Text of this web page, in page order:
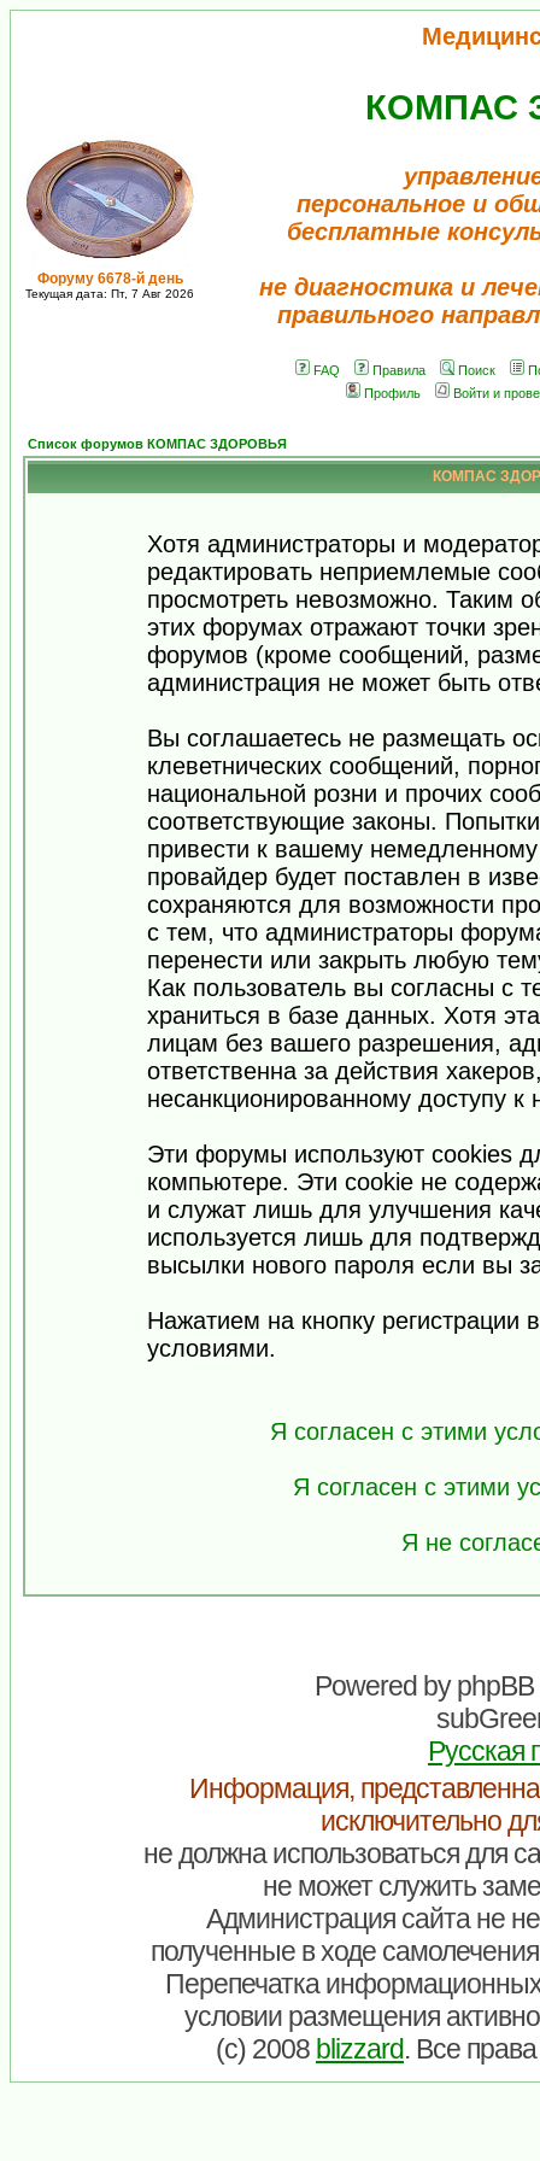
Форуму 6678-й день
Текущая дата: Пт, 7 Авг 2026
КОМПАС
персональное и
бесплатные
не диагностика и
правильного
FAQ Правила Поиск
Профиль
Войти и
Список форумов КОМПАС ЗДОРОВЬЯ
КОМПАС
Хотя администраторы и
редактировать неприемлемые
просмотреть невозможно. Таким
этих форумах отражают точки
форумов (кроме сообщений,
администрация не может быть
Вы соглашаетесь не размещать
клеветнических сообщений,
национальной розни и прочих
соответствующие законы.
привести к вашему
провайдер будет поставлен в
сохраняются для возможности
с тем, что администраторы
перенести или закрыть любую
Как пользователь вы согласны с
храниться в базе данных. Хотя
лицам без вашего разрешения,
ответственна за действия
несанкционированному доступу к
Эти форумы используют cookies
компьютере. Эти cookie не
и служат лишь для улучшения
используется лишь для
высылки нового пароля если вы
Нажатием на кнопку регистрации
условиями.
Я согласен с этими
Я согласен с этими
Я не
Powered byphpBB
Русская
Информация,
исключительно
не должна использоваться для
не может служить
Администрация сайта не
полученные в ходе
Перепечатка
условии размещения
(c) 2008 blizzard. Все